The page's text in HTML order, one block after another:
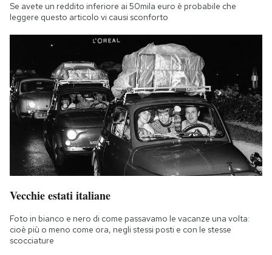
Se avete un reddito inferiore ai 50mila euro è probabile che
leggere questo articolo vi causi sconforto
Vecchie estati italiane
Foto in bianco e nero di come passavamo le vacanze una volta:
cioè più o meno come ora, negli stessi posti e con le stesse
scocciature